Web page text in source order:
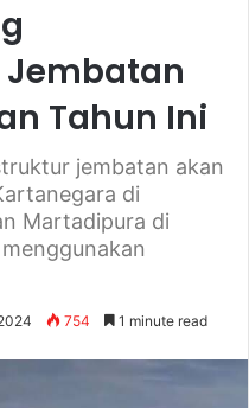
Tahun Ini
jembatan akan
di
Martadipura di
754 1 minute read